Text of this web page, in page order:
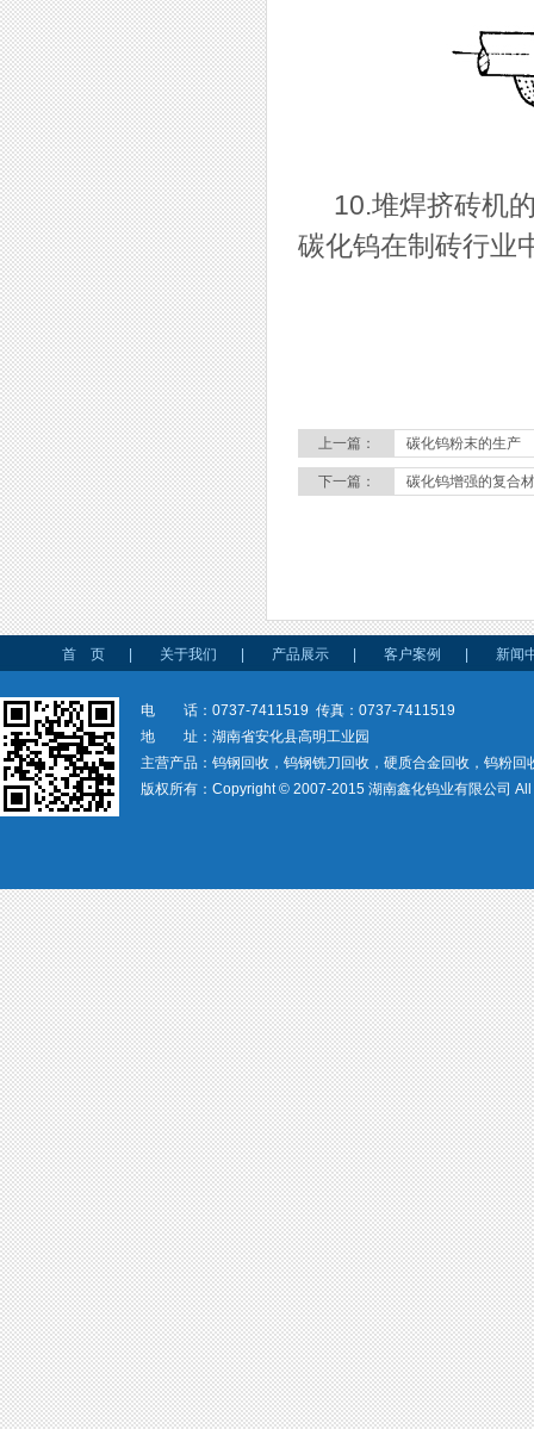
10.堆焊挤砖机的
碳化钨在制砖行业
上一篇： 碳化钨粉末的生产
下一篇： 碳化钨增强的复合
首 页 关于我们 产品展示 客户案例 新闻
电 话：0737-7411519 传真：0737-7411519
地 址：湖南省安化县高明工业园
主营产品：钨钢回收，钨钢铣刀回收，硬质合金回收，钨粉回
版权所有：Copyright © 2007-2015 湖南鑫化钨业有限公司